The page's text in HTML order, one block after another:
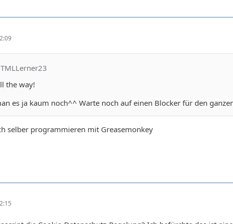
the way!
es ja kaum noch^^ Warte noch auf einen Blocker für den
selber programmieren mit Greasemonkey